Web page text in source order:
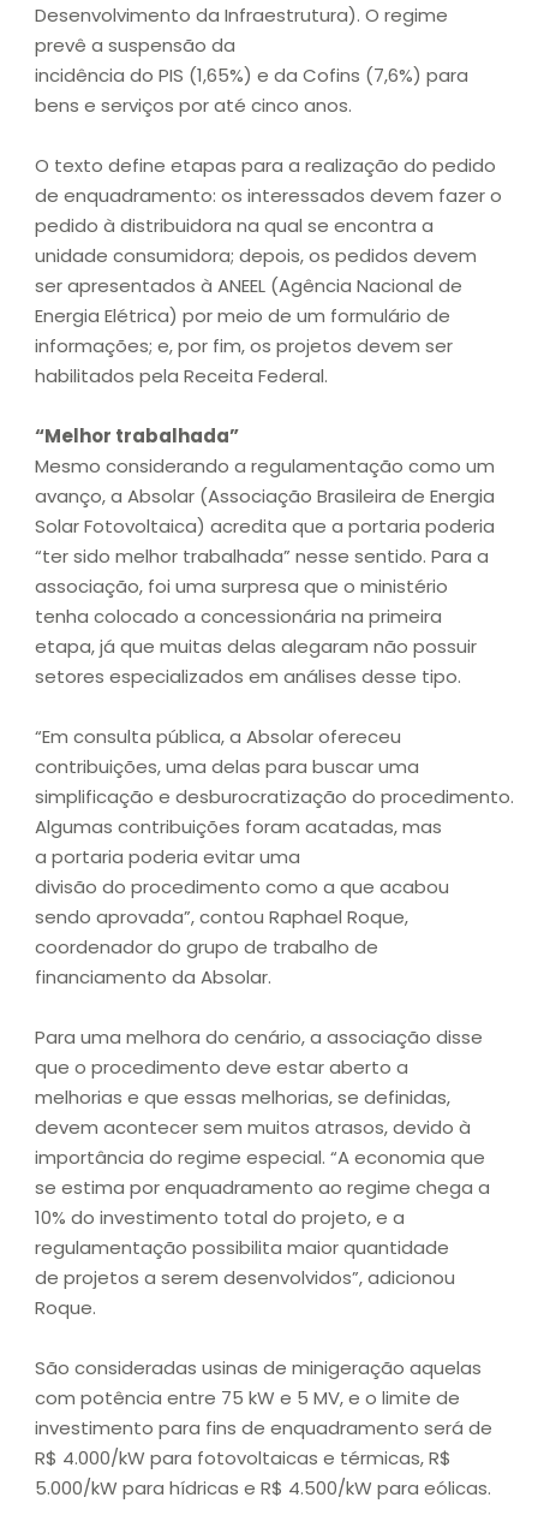
Desenvolvimento da Infraestrutura). O regime
prevê a suspensão da
incidência do PIS (1,65%) e da Cofins (7,6%) para
bens e serviços por até cinco anos.
O texto define etapas para a realização do pedido
de enquadramento: os interessados devem fazer o
pedido à distribuidora na qual se encontra a
unidade consumidora; depois, os pedidos devem
ser apresentados à ANEEL (Agência Nacional de
Energia Elétrica) por meio de um formulário de
informações; e, por fim, os projetos devem ser
habilitados pela Receita Federal.
“Melhor trabalhada”
Mesmo considerando a regulamentação como um
avanço, a Absolar (Associação Brasileira de Energia
Solar Fotovoltaica) acredita que a portaria poderia
“ter sido melhor trabalhada” nesse sentido. Para a
associação, foi uma surpresa que o ministério
tenha colocado a concessionária na primeira
etapa, já que muitas delas alegaram não possuir
setores especializados em análises desse tipo.
“Em consulta pública, a Absolar ofereceu
contribuições, uma delas para buscar uma
simplificação e desburocratização do procedimento.
Algumas contribuições foram acatadas, mas
a portaria poderia evitar uma
divisão do procedimento como a que acabou
sendo aprovada”, contou Raphael Roque,
coordenador do grupo de trabalho de
financiamento da Absolar.
Para uma melhora do cenário, a associação disse
que o procedimento deve estar aberto a
melhorias e que essas melhorias, se definidas,
devem acontecer sem muitos atrasos, devido à
importância do regime especial. “A economia que
se estima por enquadramento ao regime chega a
10% do investimento total do projeto, e a
regulamentação possibilita maior quantidade
de projetos a serem desenvolvidos”, adicionou
Roque.
São consideradas usinas de minigeração aquelas
com potência entre 75 kW e 5 MV, e o limite de
investimento para fins de enquadramento será de
R$ 4.000/kW para fotovoltaicas e térmicas, R$
5.000/kW para hídricas e R$ 4.500/kW para eólicas.